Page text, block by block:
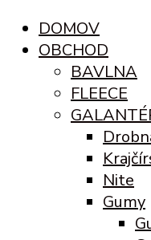
DOMOV
OBCHOD
BAVLNA
FLEECE
Nite
Gumy